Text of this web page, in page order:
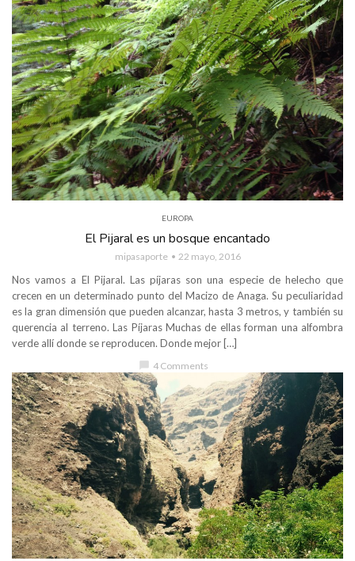
EUROPA
El Pijaral es un bosque encantado
mipasaporte 22 mayo, 2016
Nos vamos a El Pijaral. Las píjaras son una especie de helecho que
crecen en un determinado punto del Macizo de Anaga. Su peculiaridad
es la gran dimensión que pueden alcanzar, hasta 3 metros, y también su
querencia al terreno. Las Píjaras Muchas de ellas forman una alfombra
verde allí donde se reproducen. Donde mejor […]
4 Comments